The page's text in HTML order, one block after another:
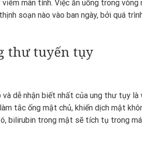
mãn tính. Việc ăn uống trong
soạn nào vào ban ngày, bởi quá
thư tuyến tụy
dễ nhận biết nhất của ung thư tụy là
tắc ống mật chủ, khiến dịch mật
bilirubin trong mật sẽ tích tụ trong